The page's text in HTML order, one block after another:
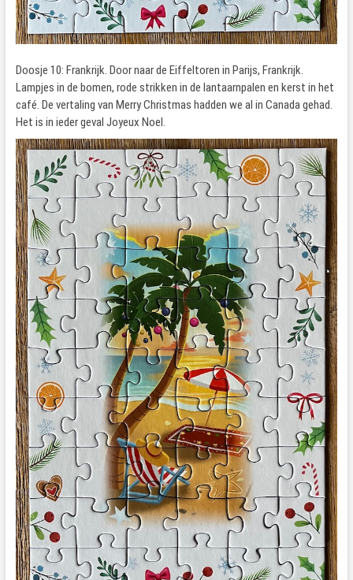
Doosje 10: Frankrijk. Door naar de Eiffeltoren in Parijs, Frankrijk.
Lampjes in de bomen, rode strikken in de lantaarnpalen en kerst in het
café. De vertaling van Merry Christmas hadden we al in Canada gehad.
Het is in ieder geval Joyeux Noel.